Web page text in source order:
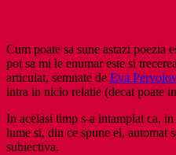
Cum poate sa sune astazi poezia
pot sa mi le enumar este si
articulat, semnate de Eva
intra in nicio relatie (decat poate
In acelasi timp s-a intamplat ca,
lume si, din ce spune el, automat
subiectiva.